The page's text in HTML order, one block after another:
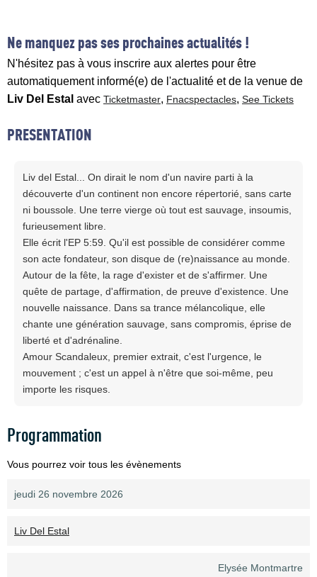
Ne manquez pas ses prochaines actualités !
N'hésitez pas à vous inscrire aux alertes pour être
automatiquement informé(e) de l'actualité et de la venue de
Liv Del Estal avec Ticketmaster, Fnacspectacles, See Tickets
PRESENTATION
Liv del Estal... On dirait le nom d'un navire parti à la
découverte d'un continent non encore répertorié, sans carte
ni boussole. Une terre vierge où tout est sauvage, insoumis,
furieusement libre.
Elle écrit l'EP 5:59. Qu'il est possible de considérer comme
son acte fondateur, son disque de (re)naissance au monde.
Autour de la fête, la rage d'exister et de s'affirmer. Une
quête de partage, d'affirmation, de preuve d'existence. Une
nouvelle naissance. Dans sa trance mélancolique, elle
chante une génération sauvage, sans compromis, éprise de
liberté et d'adrénaline.
Amour Scandaleux, premier extrait, c'est l'urgence, le
mouvement ; c'est un appel à n'être que soi-même, peu
importe les risques.
Programmation
Vous pourrez voir tous les évènements
jeudi 26 novembre 2026
Liv Del Estal
Elysée Montmartre